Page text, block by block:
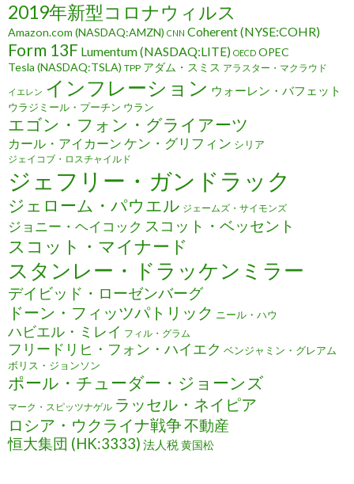
2019年新型コロナウィルス
Amazon.com (NASDAQ:AMZN) CNN Coherent (NYSE:COHR)
Form 13F Lumentum (NASDAQ:LITE) OECD OPEC
Tesla (NASDAQ:TSLA) TPP アダム・スミス アラスター・マクラウド
イエレン インフレーション ウォーレン・バフェット
ウラジミール・プーチン ウラン
エゴン・フォン・グライアーツ
カール・アイカーン ケン・グリフィン シリア
ジェイコブ・ロスチャイルド
ジェフリー・ガンドラック
ジェローム・パウエル ジェームズ・サイモンズ
ジョニー・ヘイコック スコット・ベッセント
スコット・マイナード
スタンレー・ドラッケンミラー
デイビッド・ローゼンバーグ
ドーン・フィッツパトリック ニール・ハウ
ハビエル・ミレイ フィル・グラム
フリードリヒ・フォン・ハイエク ベンジャミン・グレアム
ボリス・ジョンソン
ポール・チューダー・ジョーンズ
マーク・スピッツナゲル ラッセル・ネイピア
ロシア・ウクライナ戦争不動産
恒大集団 (HK:3333) 法人税黄国松